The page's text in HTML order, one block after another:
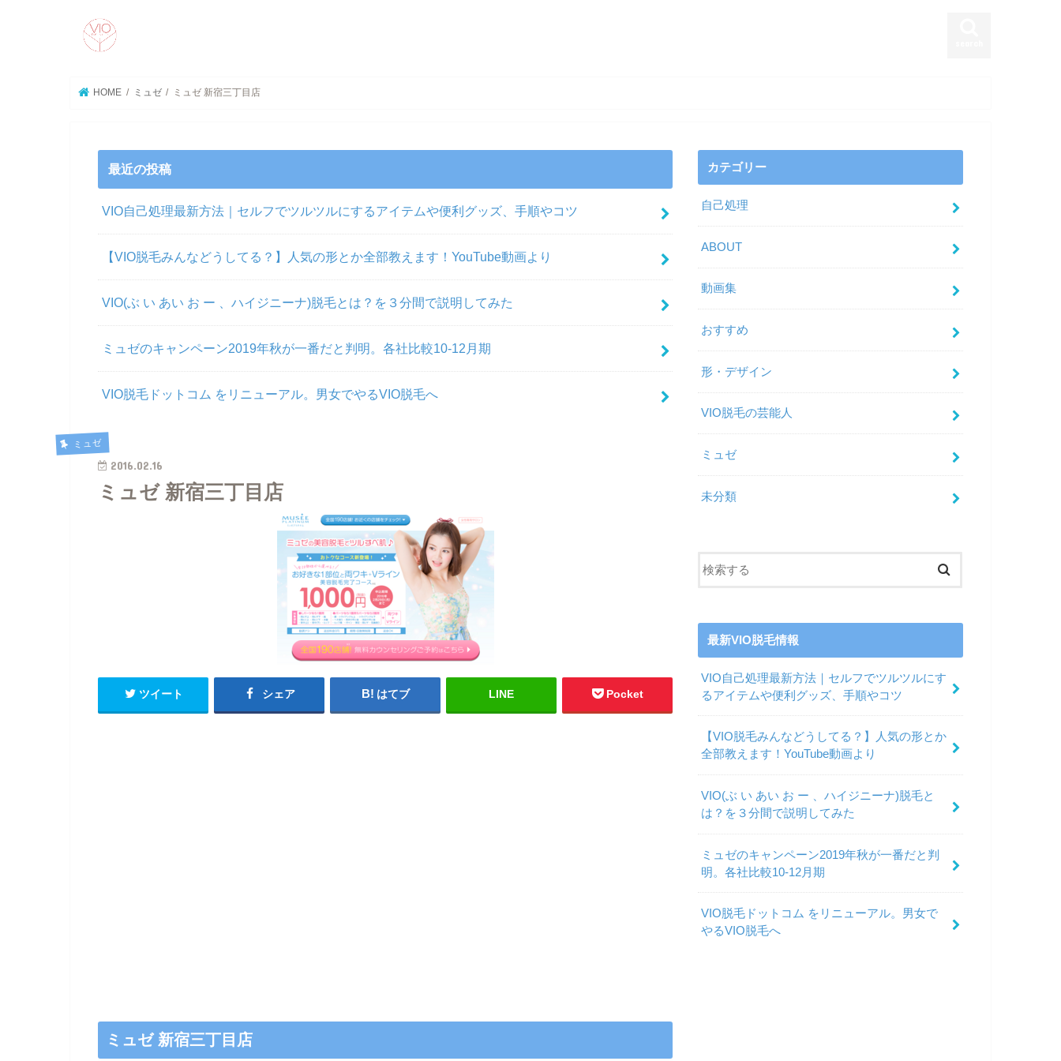
HOME ミュゼ ミュゼ 新宿三丁目店
最近の投稿
VIO自己処理最新方法｜セルフでツルツルにするアイテムや便利グッズ、手順やコツ
【VIO脱毛みんなどうしてる？】人気の形とか全部教えます！YouTube動画より
VIO(ぶ い あい お ー 、ハイジニーナ)脱毛とは？を３分間で説明してみた
ミュゼのキャンペーン2019年秋が一番だと判明。各社比較10-12月期
VIO脱毛ドットコム をリニューアル。男女でやるVIO脱毛へ
ミュゼ
2016.02.16
ミュゼ 新宿三丁目店
ツイート シェア はてブ LINE Pocket
ミュゼ 新宿三丁目店
カテゴリー
自己処理
ABOUT
動画集
おすすめ
形・デザイン
VIO脱毛の芸能人
ミュゼ
未分類
最新VIO脱毛情報
VIO自己処理最新方法｜セルフでツルツルにす
るアイテムや便利グッズ、手順やコツ
【VIO脱毛みんなどうしてる？】人気の形とか
全部教えます！YouTube動画より
VIO(ぶ い あい お ー 、ハイジニーナ)脱毛と
は？を３分間で説明してみた
ミュゼのキャンペーン2019年秋が一番だと判
明。各社比較10-12月期
VIO脱毛ドットコム をリニューアル。男女で
やるVIO脱毛へ